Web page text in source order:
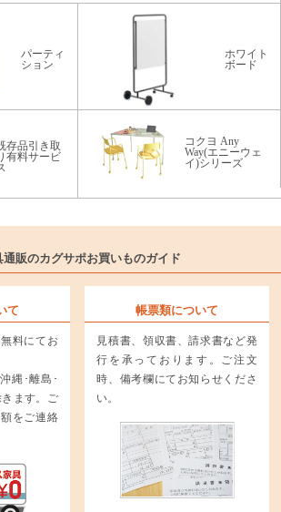
パーティ
ション
ホワイト
ボード
存品引き取
有料サービ
コクヨ Any
Way(エニーウェ
イ)シリーズ
通販のカグサポお買いものガイド
て
料にてお
縄･離島･
ます。ご
をご連絡
帳票類について
見積書、領収書、請求書など発
行を承っております。ご注文
時、備考欄にてお知らせくださ
い。